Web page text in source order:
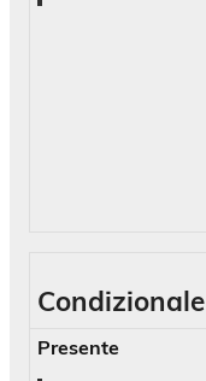
Condizionale
Presente